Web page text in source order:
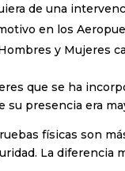
de una
en los
y Mujeres
que se ha
su presencia era
físicas son
La